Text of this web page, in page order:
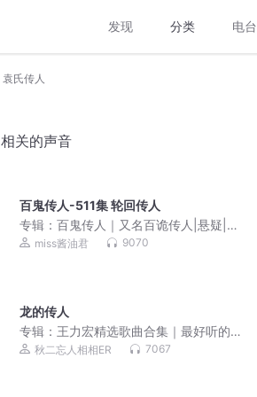
发现 分类 电台
袁氏传人
相关的声音
百鬼传人-511集 轮回传人
专辑： 百鬼传人｜又名百诡传人|悬疑|免
费 miss酱油君 9070
龙的传人
专辑： 王力宏精选歌曲合集｜最好听的
歌曲｜超高音质
秋二忘人相相ER 7067